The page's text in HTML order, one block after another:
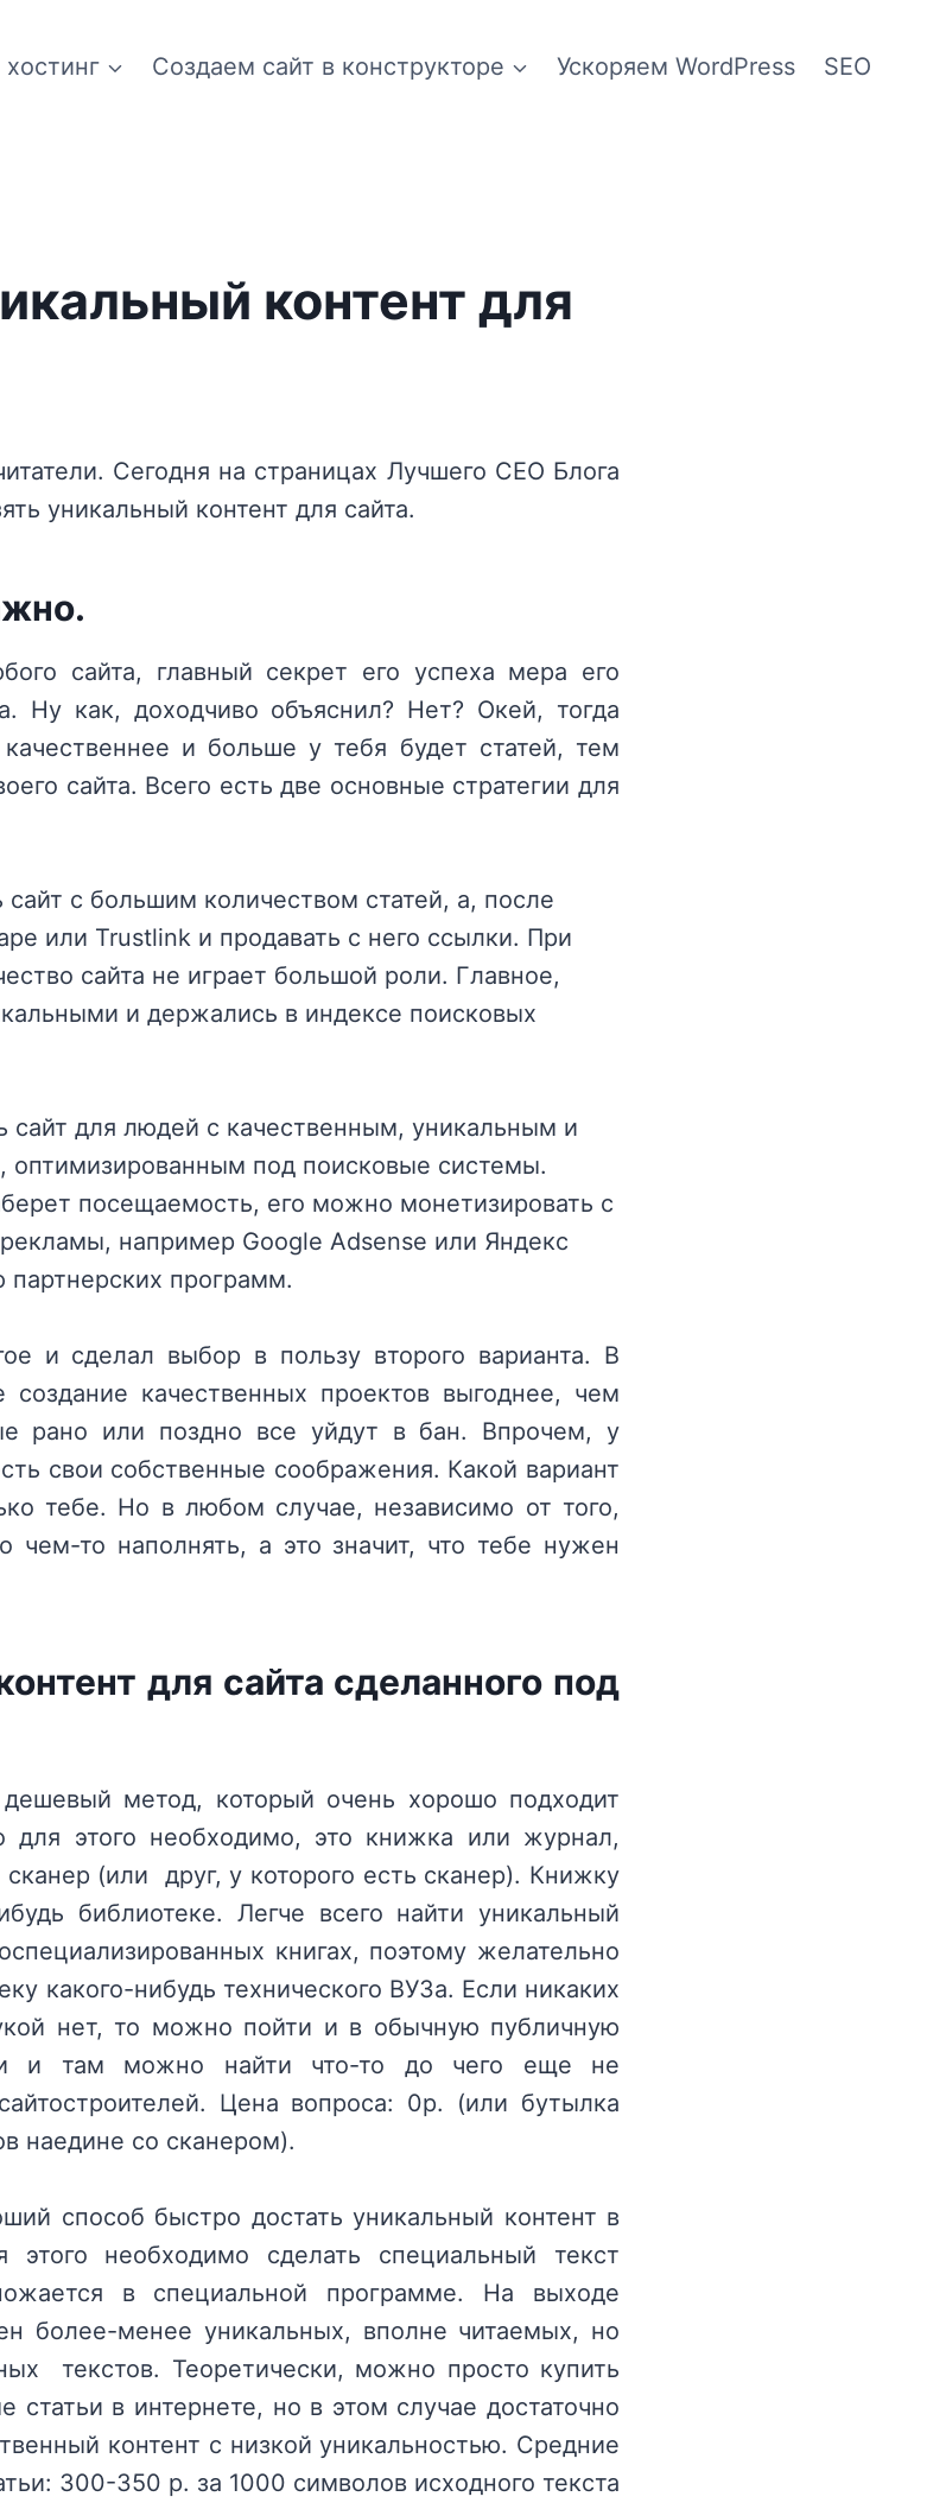
Создаем сайт в конструкторе Ускоряем WordPress SEO
контент для
Сегодня на страницах Лучшего СЕО Блога
уникальный контент для сайта.
сайта, главный секрет его успеха мера его
Ну как, доходчиво объяснил? Нет? Окей, тогда
и больше у тебя будет статей, тем
сайта. Всего есть две основные стратегии для
сайт с большим количеством статей, а, после
или Trustlink и продавать с него ссылки. При
сайта не играет большой роли. Главное,
и держались в индексе поисковых
сайт для людей с качественным, уникальным и
оптимизированным под поисковые системы.
посещаемость, его можно монетизировать с
например Google Adsense или Яндекс
программ.
и сделал выбор в пользу второго варианта. В
создание качественных проектов выгоднее, чем
рано или поздно все уйдут в бан. Впрочем, у
свои собственные соображения. Какой вариант
тебе. Но в любом случае, независимо от того,
то наполнять, а это значит, что тебе нужен
для сайта сделанного под
метод, который очень хорошо подходит
для этого необходимо, это книжка или журнал,
(или друг, у которого есть сканер). Книжку
библиотеке. Легче всего найти уникальный
книгах, поэтому желательно
какого-нибудь технического ВУЗа. Если никаких
нет, то можно пойти и в обычную публичную
и там можно найти что-то до чего еще не
Цена вопроса: 0р. (или бутылка
наедине со сканером).
способ быстро достать уникальный контент в
необходимо сделать специальный текст
в специальной программе. На выходе
более-менее уникальных, вполне читаемых, но
текстов. Теоретически, можно просто купить
в интернете, но в этом случае достаточно
контент с низкой уникальностью. Средние
300-350 р. за 1000 символов исходного текста